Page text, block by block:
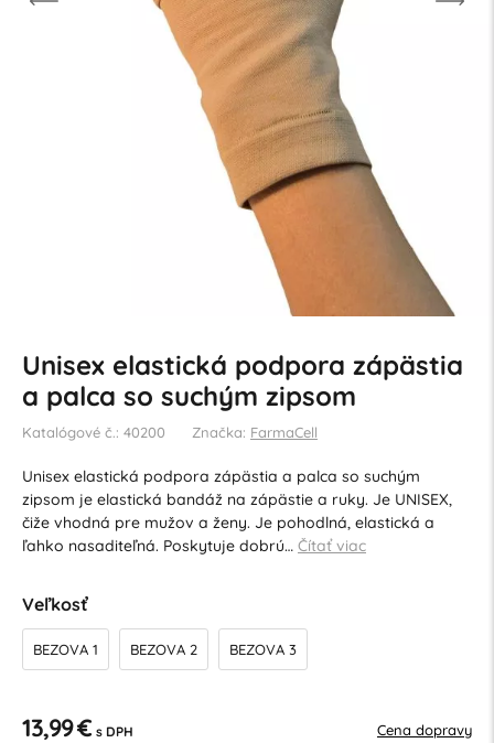
Unisex elastická podpora zápästia
a palca so suchým zipsom
Katalógové č.: 40200 Značka: FarmaCell
Unisex elastická podpora zápästia a palca so suchým
zipsom je elastická bandáž na zápästie a ruky. Je UNISEX,
čiže vhodná pre mužov a ženy. Je pohodlná, elastická a
ľahko nasaditeľná. Poskytuje dobrú… Čítať viac
Veľkosť
BEZOVA 1 BEZOVA 2 BEZOVA 3
13,99 € s DPH Cena dopravy